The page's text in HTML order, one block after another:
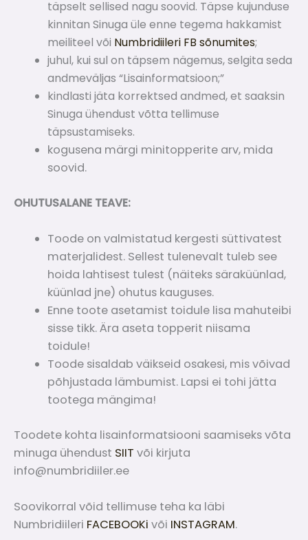
täpselt sellised nagu soovid. Täpse kujunduse
kinnitan Sinuga üle enne tegema hakkamist
meiliteel või Numbridiileri FB sõnumites;
juhul, kui sul on täpsem nägemus, selgita seda
andmeväljas “Lisainformatsioon;”
kindlasti jäta korrektsed andmed, et saaksin
Sinuga ühendust võtta tellimuse
täpsustamiseks.
kogusena märgi minitopperite arv, mida
soovid.
OHUTUSALANE TEAVE:
Toode on valmistatud kergesti süttivatest
materjalidest. Sellest tulenevalt tuleb see
hoida lahtisest tulest (näiteks säraküünlad,
küünlad jne) ohutus kauguses.
Enne toote asetamist toidule lisa mahuteibi
sisse tikk. Ära aseta topperit niisama
toidule!
Toode sisaldab väikseid osakesi, mis võivad
põhjustada lämbumist. Lapsi ei tohi jätta
tootega mängima!
Toodete kohta lisainformatsiooni saamiseks võta
minuga ühendust SIIT või kirjuta
info@numbridiiler.ee
Soovikorral võid tellimuse teha ka läbi
Numbridiileri FACEBOOKi või INSTAGRAM.